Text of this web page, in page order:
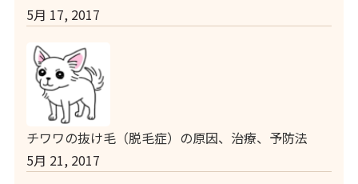
5月 17, 2017
チワワの抜け毛（脱毛症）の原因、治療、予防法
5月 21, 2017